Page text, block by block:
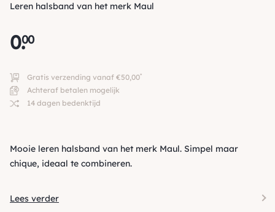
Leren halsband van het merk Maul
0.
00
Gratis verzending vanaf €50,00*
Achteraf betalen mogelijk
14 dagen bedenktijd
Mooie leren halsband van het merk Maul. Simpel maar
chique, ideaal te combineren.
Lees verder